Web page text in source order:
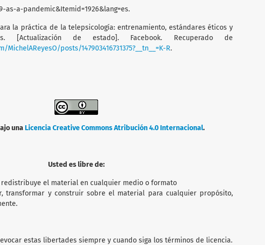
as-a-pandemic&Itemid=1926&lang=es.
la práctica de la telepsicología: entrenamiento, estándares éticos y
[Actualización de estado]. Facebook. Recuperado de
posts/147903416731375?__tn__=K-R.
una Licencia Creative Commons Atribución 4.0 Internacional.
Usted es libre de:
el material en cualquier medio o formato
transformar y construir sobre el material para cualquier propósito,
estas libertades siempre y cuando siga los términos de licencia.